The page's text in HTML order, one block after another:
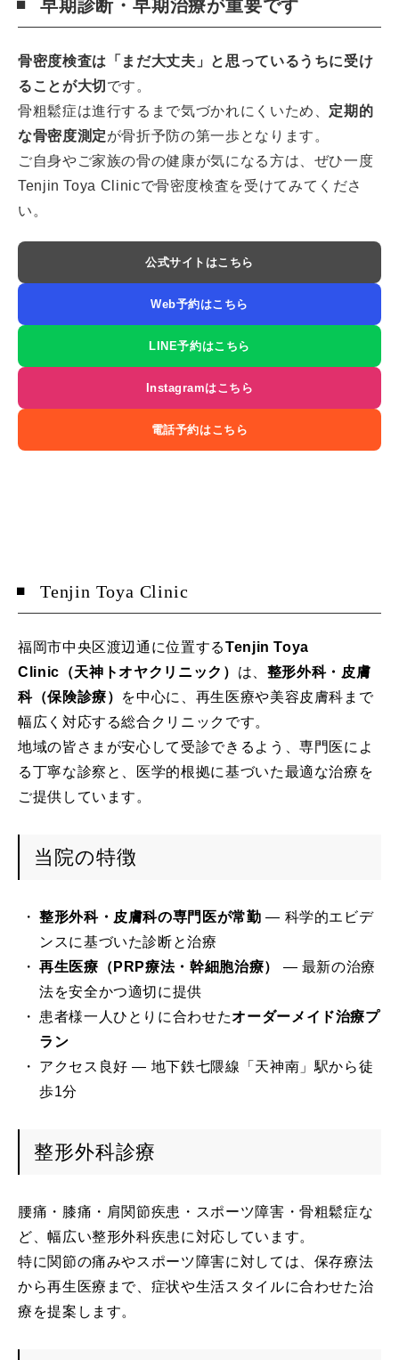
早期診断・早期治療が重要です
骨密度検査は「まだ大丈夫」と思っているうちに受け
ることが大切 です。
骨粗鬆症は進行するまで気づかれにくいため、 定期的
な骨密度測定が骨折予防の第一歩となります。
ご自身やご家族の骨の健康が気になる方は、ぜひ一度
Tenjin Toya Clinicで骨密度検査を受けてみてくださ
い。
公式サイトはこちら
Web予約はこちら
LINE予約はこちら
Instagramはこちら
電話予約はこちら
Tenjin Toya Clinic
福岡市中央区渡辺通に位置するTenjin Toya
Clinic（天神トオヤクリニック） は、 整形外科・皮膚
科（保険診療） を中心に、再生医療や美容皮膚科まで
幅広く対応する総合クリニックです。
地域の皆さまが安心して受診できるよう、専門医によ
る丁寧な診察と、医学的根拠に基づいた最適な治療を
ご提供しています。
当院の特徴
整形外科・皮膚科の専門医が常勤 — 科学的エビデ
ンスに基づいた診断と治療
再生医療（PRP療法・幹細胞治療）
— 最新の治療
法を安全かつ適切に提供
患者様一人ひとりに合わせたオーダーメイド治療プ
ラン
アクセス良好 — 地下鉄七隈線「天神南」駅から徒
歩1分
整形外科診療
腰痛・膝痛・肩関節疾患・スポーツ障害・骨粗鬆症な
ど、幅広い整形外科疾患に対応しています。
特に関節の痛みやスポーツ障害に対しては、保存療法
から再生医療まで、症状や生活スタイルに合わせた治
療を提案します。